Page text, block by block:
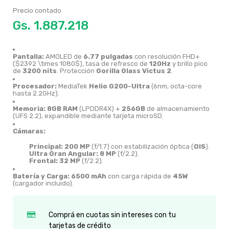
Precio contado
Gs.
Pantalla: AMOLED de 6.77 pulgadas con resolución FHD+
($2392 \times 1080$), tasa de refresco de 120Hz y brillo pico
de 3200 nits Protección Gorilla Glass Victus 2
Procesador: MediaTek Helio G200-Ultra (6nm, octa-core
hasta 2. 2GHz).
Memoria: 8GB RAM (LPDDR4X) + 256GB de almacenamiento
(UFS 2. 2), expandible mediante tarjeta microSD.
Cámaras:
Principal: 200 MP (f/1. 7) con estabilización óptica (OIS).
Ultra Gran Angular: 8 MP (f/2. 2).
Frontal: 32 MP (f/2. 2).
Batería y Carga: 6500 mAh con carga rápida de 45W
(cargador incluido).
Comprá en cuotas sin intereses con tu
tarjetas de crédito